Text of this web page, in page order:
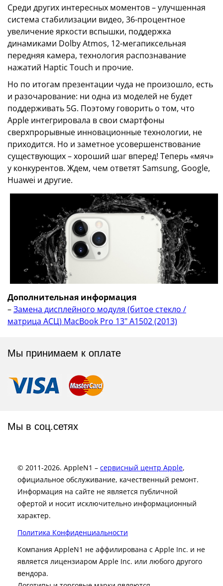
Среди других интересных моментов – улучшенная
система стабилизации видео, 36-процентное
увеличение яркости вспышки, поддержка
динамиками Dolby Atmos, 12-мегапиксельная
передняя камера, технология распознавание
нажатий Haptic Touch и прочие.
Но по итогам презентации чуда не произошло, есть
и разочарование: ни одна из моделей не будет
поддерживать 5G. Поэтому говорить о том, что
Apple интегрировала в свои смартфоны
сверхпрорывные инновационные технологии, не
приходится. Но и заметное усовершенствование
существующих – хороший шаг вперед! Теперь «мяч»
у конкурентов. Ждем, чем ответят Samsung, Google,
Huawei и другие.
Дополнительная информация
–Замена дисплейного модуля (битое стекло /
матрица АСЦ) MacBook Pro 13" A1502 (2013)
Мы принимаем к оплате
Мы в соц.сетях
© 2011-2026. AppleN1 – сервисный центр Apple,
официальное обслуживание, качественный ремонт.
Информация на сайте не является публичной
офертой и носит исключительно информационный
характер.
Политика Конфиденциальности
Компания AppleN1 не аффилирована c Apple Inc. и не
является лицензиаром Apple Inc. или любого другого
вендора.